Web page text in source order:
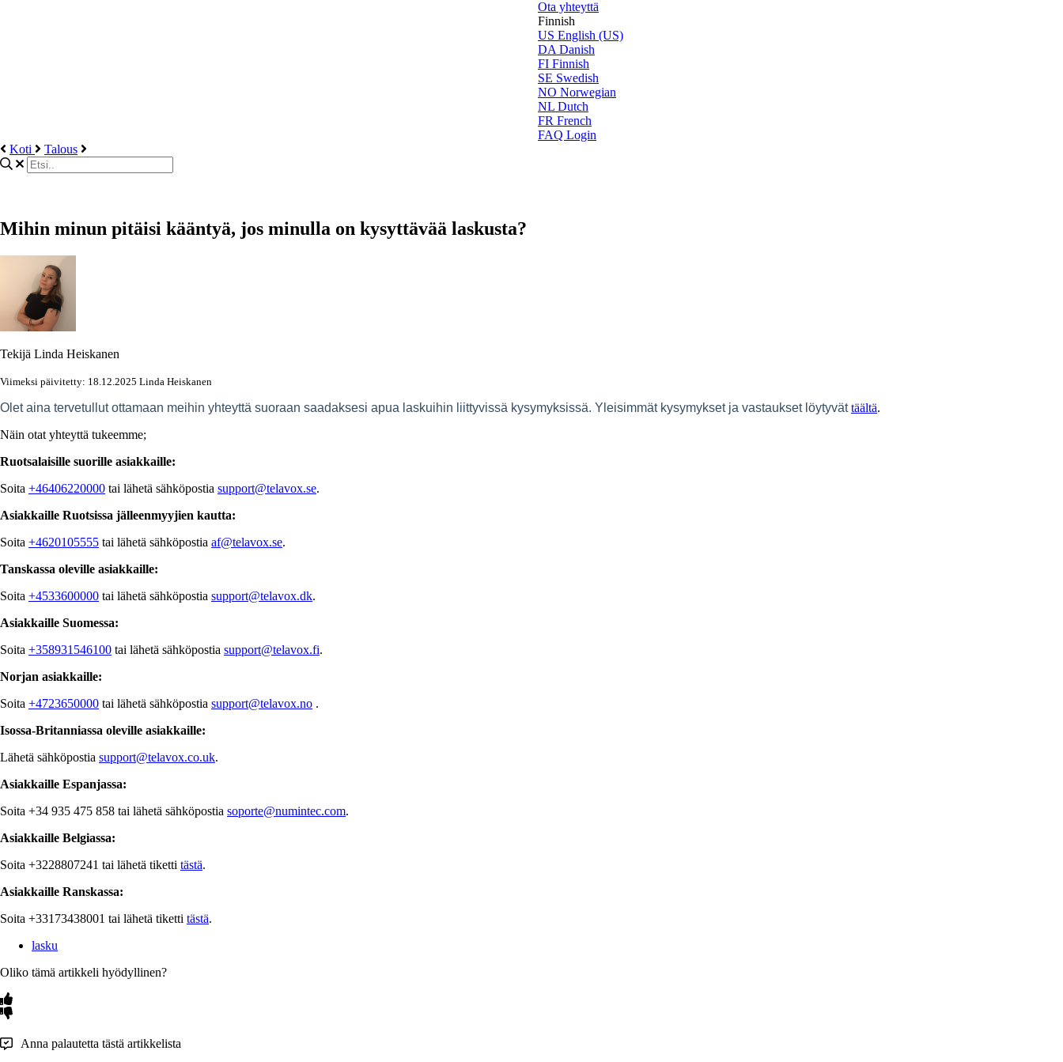
Ota yhteyttä
Finnish
US English (US)
DA Danish
FI Finnish
SE Swedish
NO Norwegian
NL Dutch
FR French
FAQ Login
Koti
Talous
Mihin minun pitäisi kääntyä, jos minulla on kysyttävää laskusta?
Tekijä Linda Heiskanen
Viimeksi päivitetty: 18.12.2025 Linda Heiskanen
Olet aina tervetullut ottamaan meihin yhteyttä suoraan saadaksesi apua laskuihin liittyvissä kysymyksissä. Yleisimmät kysymykset ja vastaukset löytyvät täältä.
Näin otat yhteyttä tukeemme;
Ruotsalaisille suorille asiakkaille:
Soita +46406220000 tai lähetä sähköpostia support@telavox.se.
Asiakkaille Ruotsissa jälleenmyyjien kautta:
Soita +4620105555 tai lähetä sähköpostia af@telavox.se.
Tanskassa oleville asiakkaille:
Soita +4533600000 tai lähetä sähköpostia support@telavox.dk.
Asiakkaille Suomessa:
Soita +358931546100 tai lähetä sähköpostia support@telavox.fi.
Norjan asiakkaille:
Soita +4723650000 tai lähetä sähköpostia support@telavox.no .
Isossa-Britanniassa oleville asiakkaille:
Lähetä sähköpostia support@telavox.co.uk.
Asiakkaille Espanjassa:
Soita +34 935 475 858 tai lähetä sähköpostia soporte@numintec.com.
Asiakkaille Belgiassa:
Soita +3228807241 tai lähetä tiketti tästä.
Asiakkaille Ranskassa:
Soita +33173438001 tai lähetä tiketti tästä.
lasku
Oliko tämä artikkeli hyödyllinen?
Anna palautetta tästä artikkelista